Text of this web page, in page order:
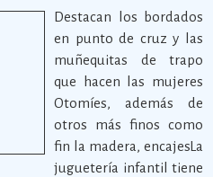
Destacan los bordados
en punto de cruz y las
muñequitas de trapo
que hacen las mujeres
Otomíes, además de
otros más finos como
fin la madera, encajesLa
juguetería infantil tiene